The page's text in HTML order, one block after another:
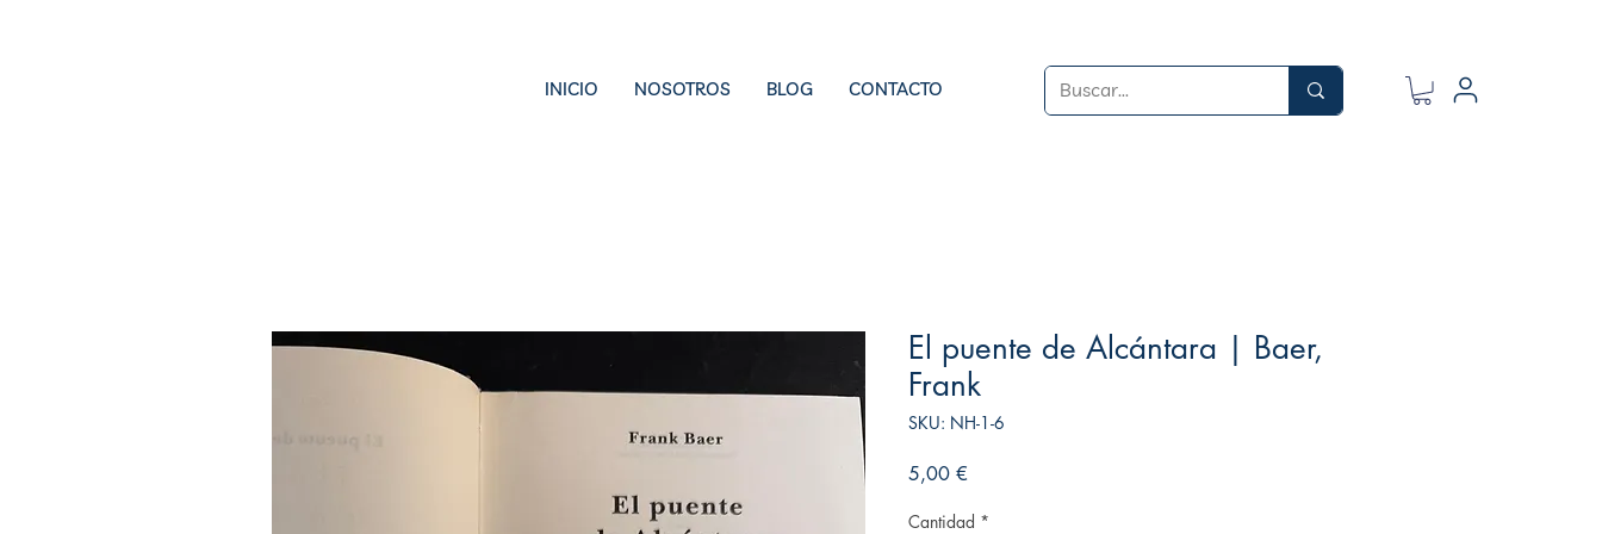
INICIO NOSOTROS BLOG CONTACTO
El puente de Alcántara | Baer,
Frank
SKU: NH-1-6
5,00 €
Cantidad *